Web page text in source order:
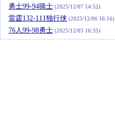
勇士99-94骑士 (2025/12/07 14:52)
雷霆132-111独行侠 (2025/12/06 16:16)
76人99-98勇士 (2025/12/05 16:35)